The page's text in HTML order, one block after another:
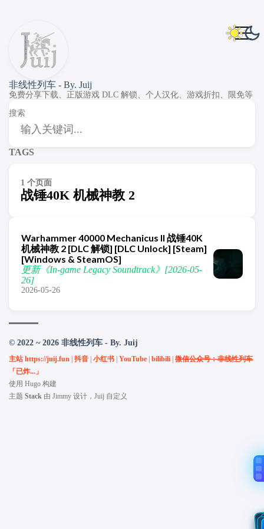
非线性列车 - By. Juij
免费分享下载、正版游戏 DLC 解锁、个人汉化、游戏折扣、限免等
搜索
TAGS
1 个页面
战锤40K 机械神教 2
Warhammer 40000 Mechanicus II 战锤40K
机械神教 2 [DLC 解锁] [DLC Unlock] [Steam]
[Windows & SteamOS]
更新《In-game Legacy Soundtrack》[2026-05-
26]
2026-05-26
© 2022 ~ 2026 非线性列车 - By. Juij
主站 https://juij.fun 抖音 小红书 YouTube bilibili 微信公众号：非线性列车
「已炸...」
使用 Hugo 构建
主题 Stack 由 Jimmy 设计，Juij 自定义